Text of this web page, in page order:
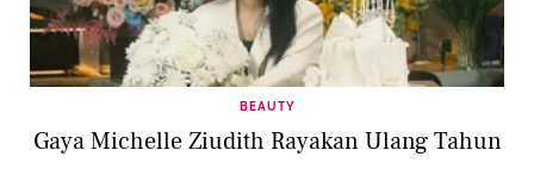
BEAUTY
Gaya Michelle Ziudith Rayakan Ulang Tahun